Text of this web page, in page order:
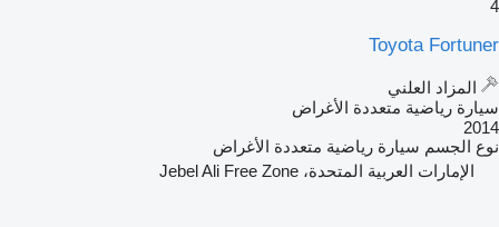
4
Toyota Fortuner
المزاد العلني
سيارة رياضية متعددة الأغراض
2014
نوع الجسم سيارة رياضية متعددة الأغراض
الإمارات العربية المتحدة، Jebel Ali Free Zone